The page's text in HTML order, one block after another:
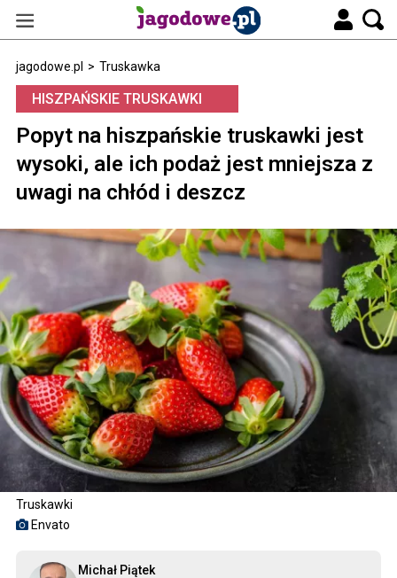
jagodowe.pl > Truskawka
Truskawki
Envato
HISZPAŃSKIE TRUSKAWKI
Popyt na hiszpańskie truskawki jest
wysoki, ale ich podaż jest mniejsza z
uwagi na chłód i deszcz
Michał Piątek